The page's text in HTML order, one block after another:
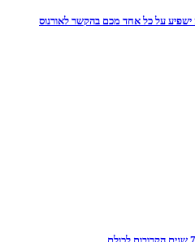
ישפיע על כל אחד מכם בהקשר לאורנוס